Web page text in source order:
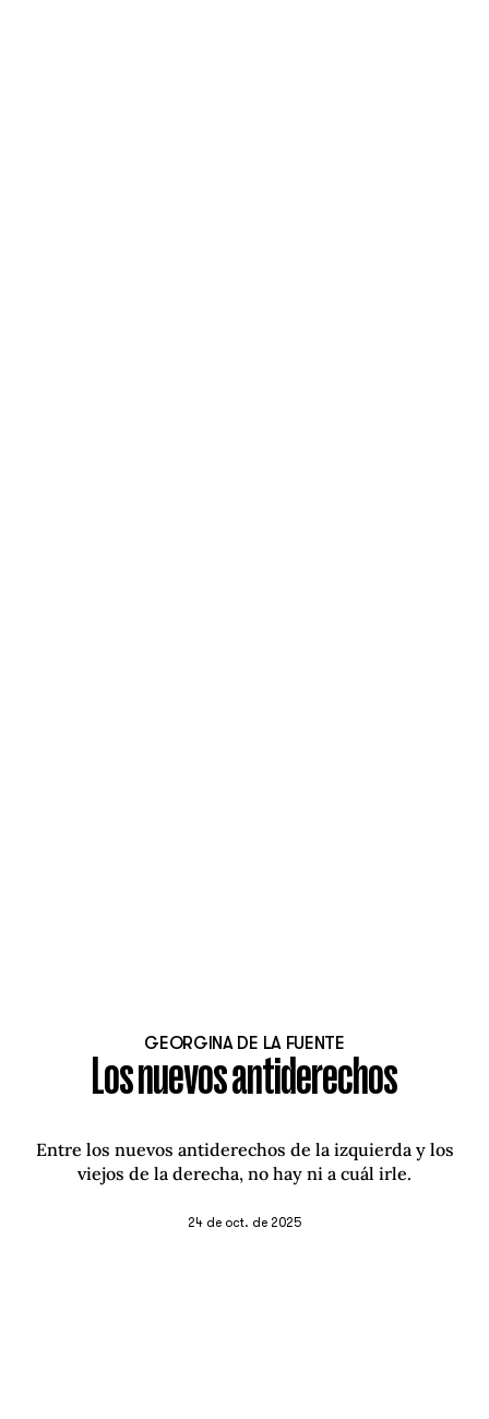
GEORGINA DE LA FUENTE
Los nuevos antiderechos
Entre los nuevos antiderechos de la izquierda y los
viejos de la derecha, no hay ni a cuál irle.
24 de oct. de 2025